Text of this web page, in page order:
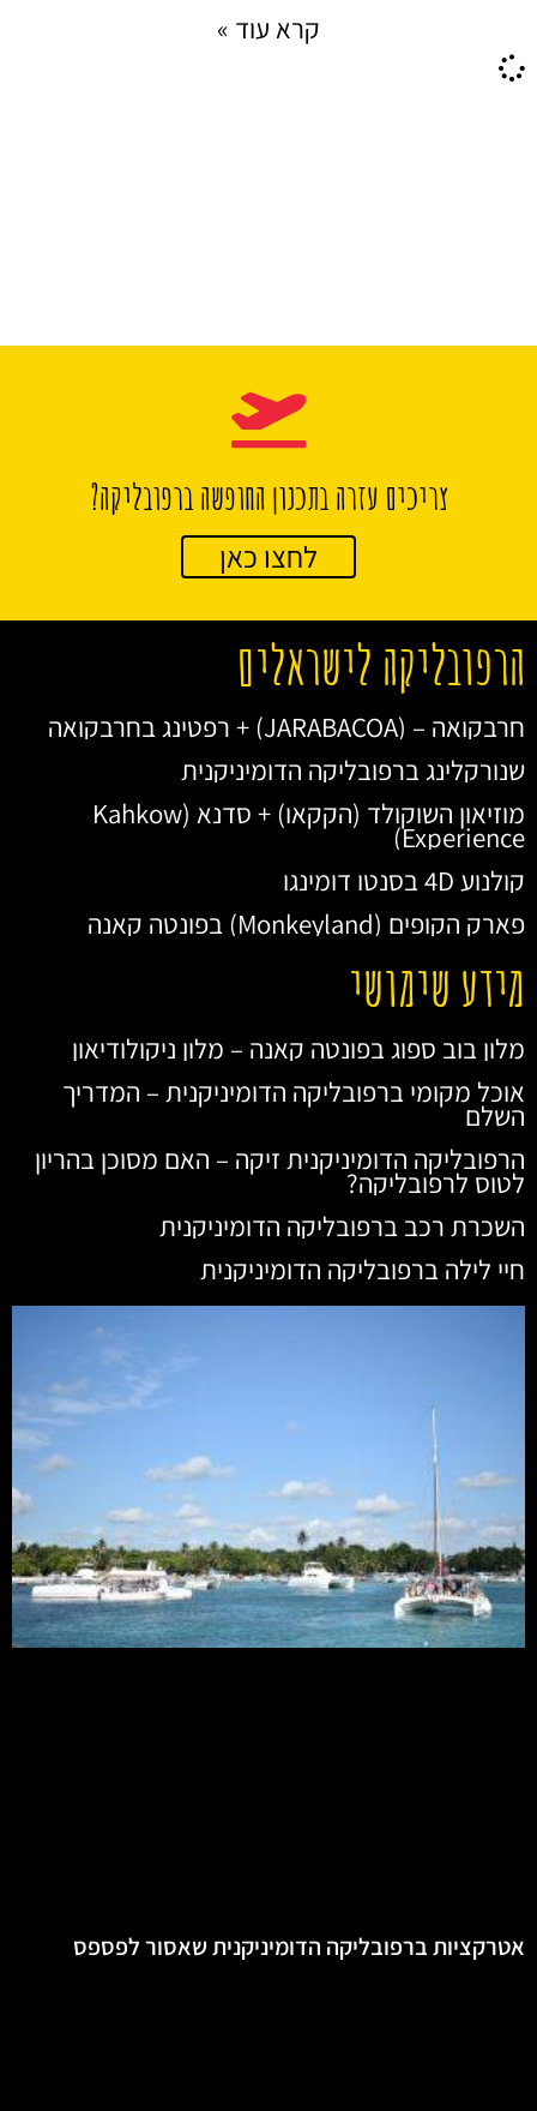
קרא עוד »
צריכים עזרה בתכנון החופשה ברפובליקה?
לחצו כאן
הרפובליקה לישראלים
חרבקואה – (JARABACOA) + רפטינג בחרבקואה
שנורקלינג ברפובליקה הדומיניקנית
מוזיאון השוקולד (הקקאו) + סדנא (Kahkow
Experience)
קולנוע 4D בסנטו דומינגו
פארק הקופים (Monkeyland) בפונטה קאנה
מידע שימושי
מלון בוב ספוג בפונטה קאנה – מלון ניקולודיאון
אוכל מקומי ברפובליקה הדומיניקנית – המדריך
השלם
הרפובליקה הדומיניקנית זיקה – האם מסוכן בהריון
לטוס לרפובליקה?
השכרת רכב ברפובליקה הדומיניקנית
חיי לילה ברפובליקה הדומיניקנית
אטרקציות ברפובליקה הדומיניקנית שאסור לפספס